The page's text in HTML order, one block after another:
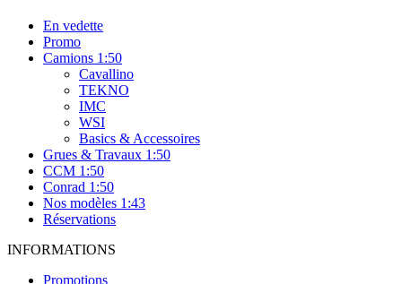
En vedette
Promo
Camions 1:50
Cavallino
TEKNO
IMC
WSI
Basics & Accessoires
Grues & Travaux 1:50
CCM 1:50
Conrad 1:50
Nos modèles 1:43
Réservations
INFORMATIONS
Promotions